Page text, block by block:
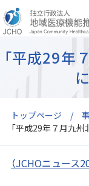
トップページ
「平成29年７月九
「平成29年
（JCHOニュース